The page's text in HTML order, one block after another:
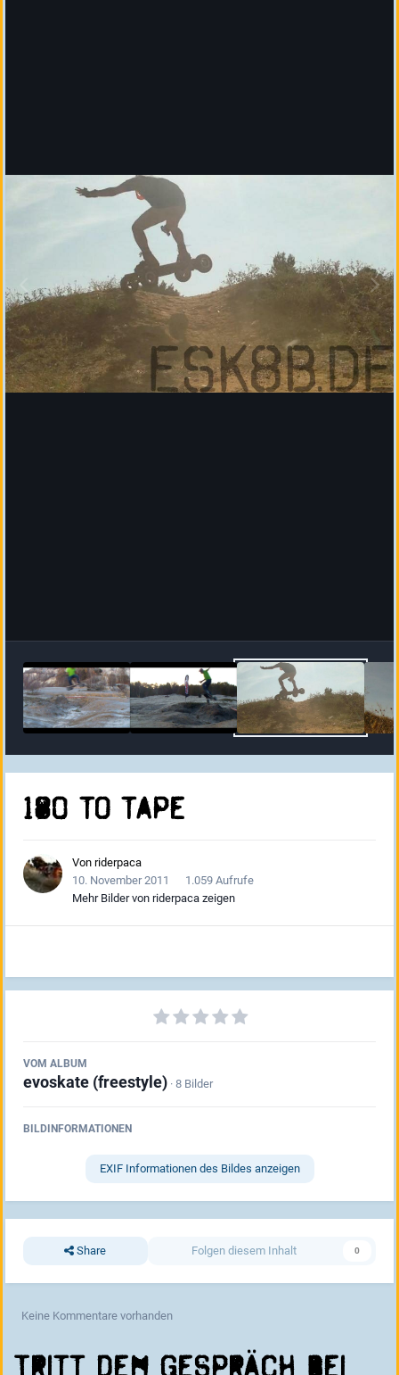
180 to tape
Von riderpaca
10. November 2011
1.059 Aufrufe
Mehr Bilder von riderpaca zeigen
VOM ALBUM
evoskate (freestyle) · 8 Bilder
BILDINFORMATIONEN
EXIF Informationen des Bildes anzeigen
Share Folgen diesem Inhalt 0
Keine Kommentare vorhanden
Tritt dem Gespräch bei